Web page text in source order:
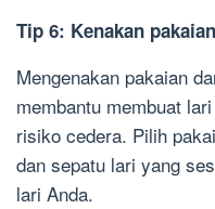
Tip 6: Kenakan
Mengenakan pakaian
membantu membuat
risiko cedera. Pilih
dan sepatu lari yang
lari Anda.